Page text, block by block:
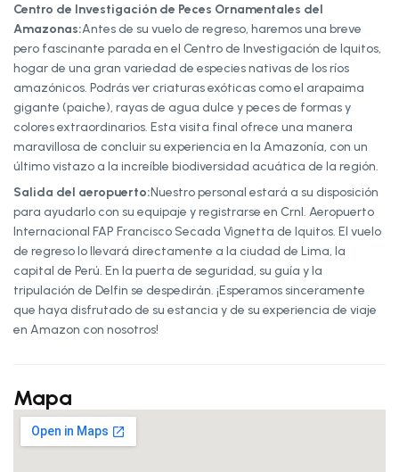
Centro de Investigación de Peces Ornamentales del
Amazonas:Antes de su vuelo de regreso, haremos una breve
pero fascinante parada en el Centro de Investigación de Iquitos,
hogar de una gran variedad de especies nativas de los ríos
amazónicos. Podrás ver criaturas exóticas como el arapaima
gigante (paiche), rayas de agua dulce y peces de formas y
colores extraordinarios. Esta visita final ofrece una manera
maravillosa de concluir su experiencia en la Amazonía, con un
último vistazo a la increíble biodiversidad acuática de la región.
Salida del aeropuerto:Nuestro personal estará a su disposición
para ayudarlo con su equipaje y registrarse en Crnl. Aeropuerto
Internacional FAP Francisco Secada Vignetta de Iquitos. El vuelo
de regreso lo llevará directamente a la ciudad de Lima, la
capital de Perú. En la puerta de seguridad, su guía y la
tripulación de Delfin se despedirán. ¡Esperamos sinceramente
que haya disfrutado de su estancia y de su experiencia de viaje
en Amazon con nosotros!
Mapa